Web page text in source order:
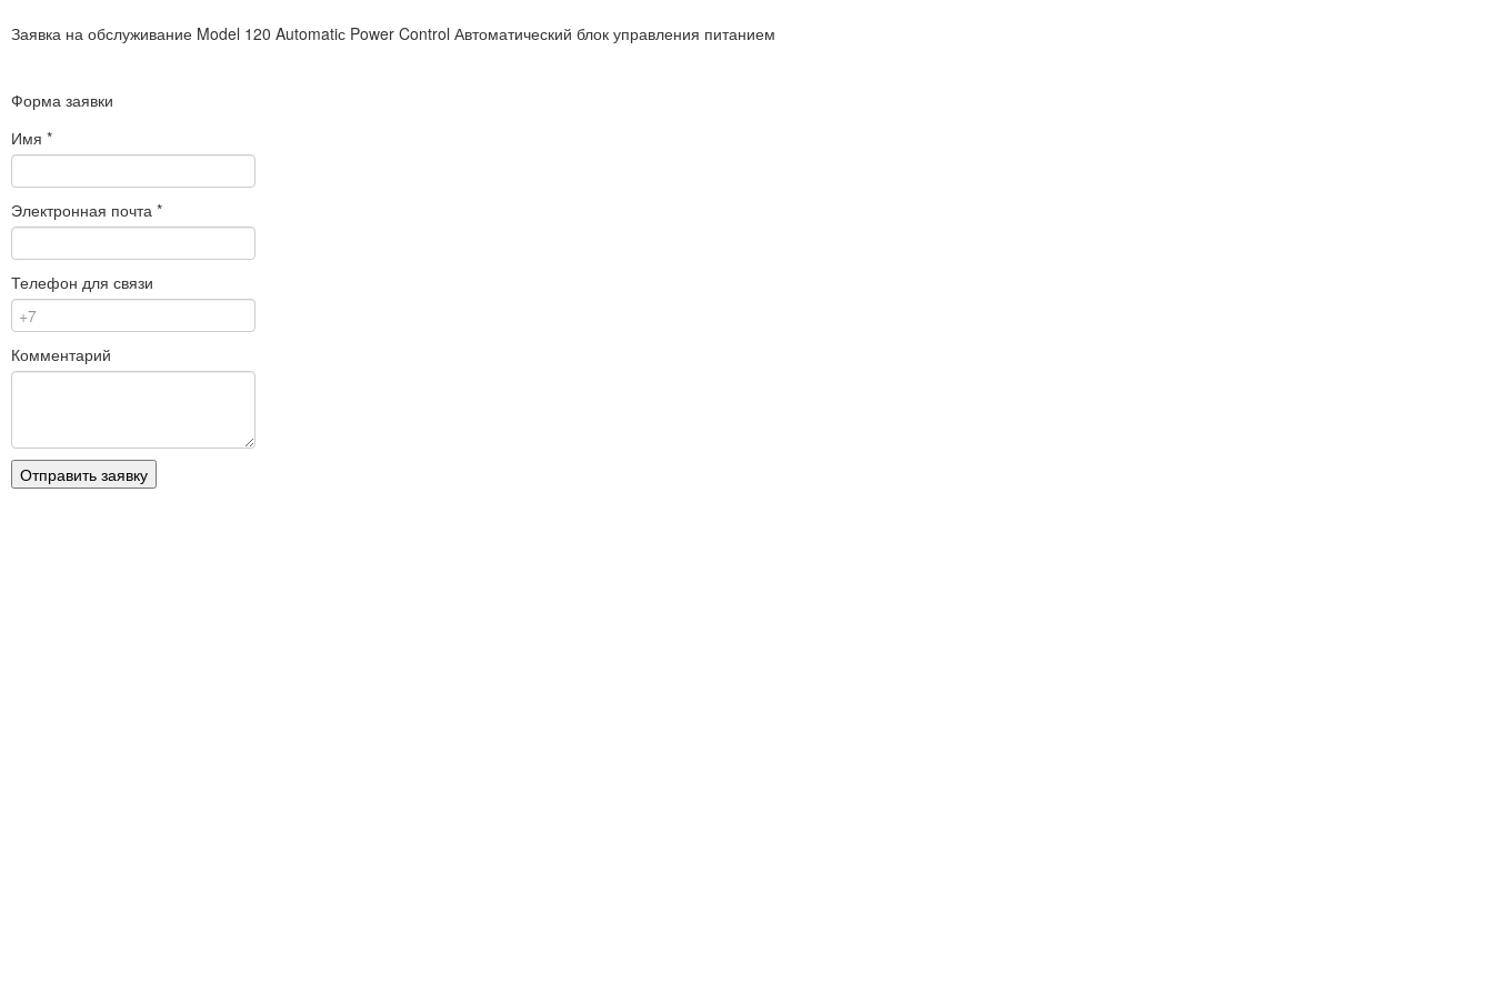
Заявка на обслуживание Model 120 Automatiс Power Control Автоматический блок управления питанием
Форма заявки
Имя *
Электронная почта *
Телефон для связи
Комментарий
Отправить заявку